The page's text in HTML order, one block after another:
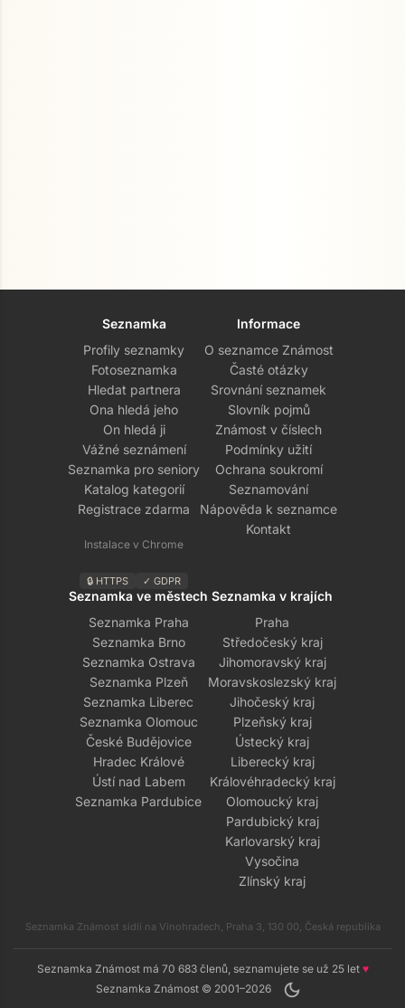
Seznamka
Profily seznamky
Fotoseznamka
Hledat partnera
Ona hledá jeho
On hledá ji
Vážné seznámení
Seznamka pro seniory
Katalog kategorií
Registrace zdarma
Instalace v Chrome
🔒 HTTPS ✓ GDPR
Informace
O seznamce Známost
Časté otázky
Srovnání seznamek
Slovník pojmů
Známost v číslech
Podmínky užití
Ochrana soukromí
Seznamování
Nápověda k seznamce
Kontakt
Seznamka ve městech
Seznamka Praha
Seznamka Brno
Seznamka Ostrava
Seznamka Plzeň
Seznamka Liberec
Seznamka Olomouc
České Budějovice
Hradec Králové
Ústí nad Labem
Seznamka Pardubice
Seznamka v krajích
Praha
Středočeský kraj
Jihomoravský kraj
Moravskoslezský kraj
Jihočeský kraj
Plzeňský kraj
Ústecký kraj
Liberecký kraj
Královéhradecký kraj
Olomoucký kraj
Pardubický kraj
Karlovarský kraj
Vysočina
Zlínský kraj
Seznamka Známost sídlí na Vinohradech, Praha 3, 130 00, Česká republika
Seznamka Známost má 70 683 členů, seznamujete se už 25 let ♥
Seznamka Známost © 2001–2026
dark_mode